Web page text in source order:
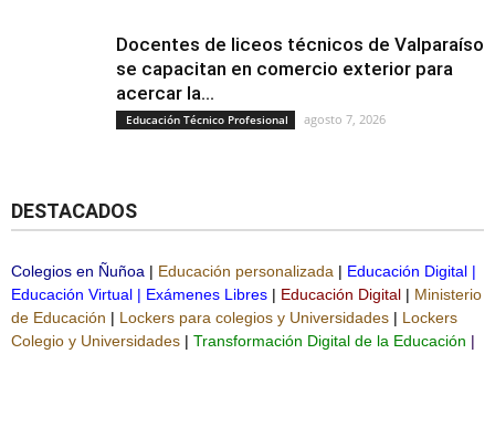
Docentes de liceos técnicos de Valparaíso
se capacitan en comercio exterior para
acercar la...
Educación Técnico Profesional agosto 7, 2026
DESTACADOS
Colegios en Ñuñoa | Educación personalizada | Educación Digital |
Educación Virtual | Exámenes Libres | Educación Digital | Ministerio
de Educación | Lockers para colegios y Universidades | Lockers
Colegio y Universidades | Transformación Digital de la Educación |